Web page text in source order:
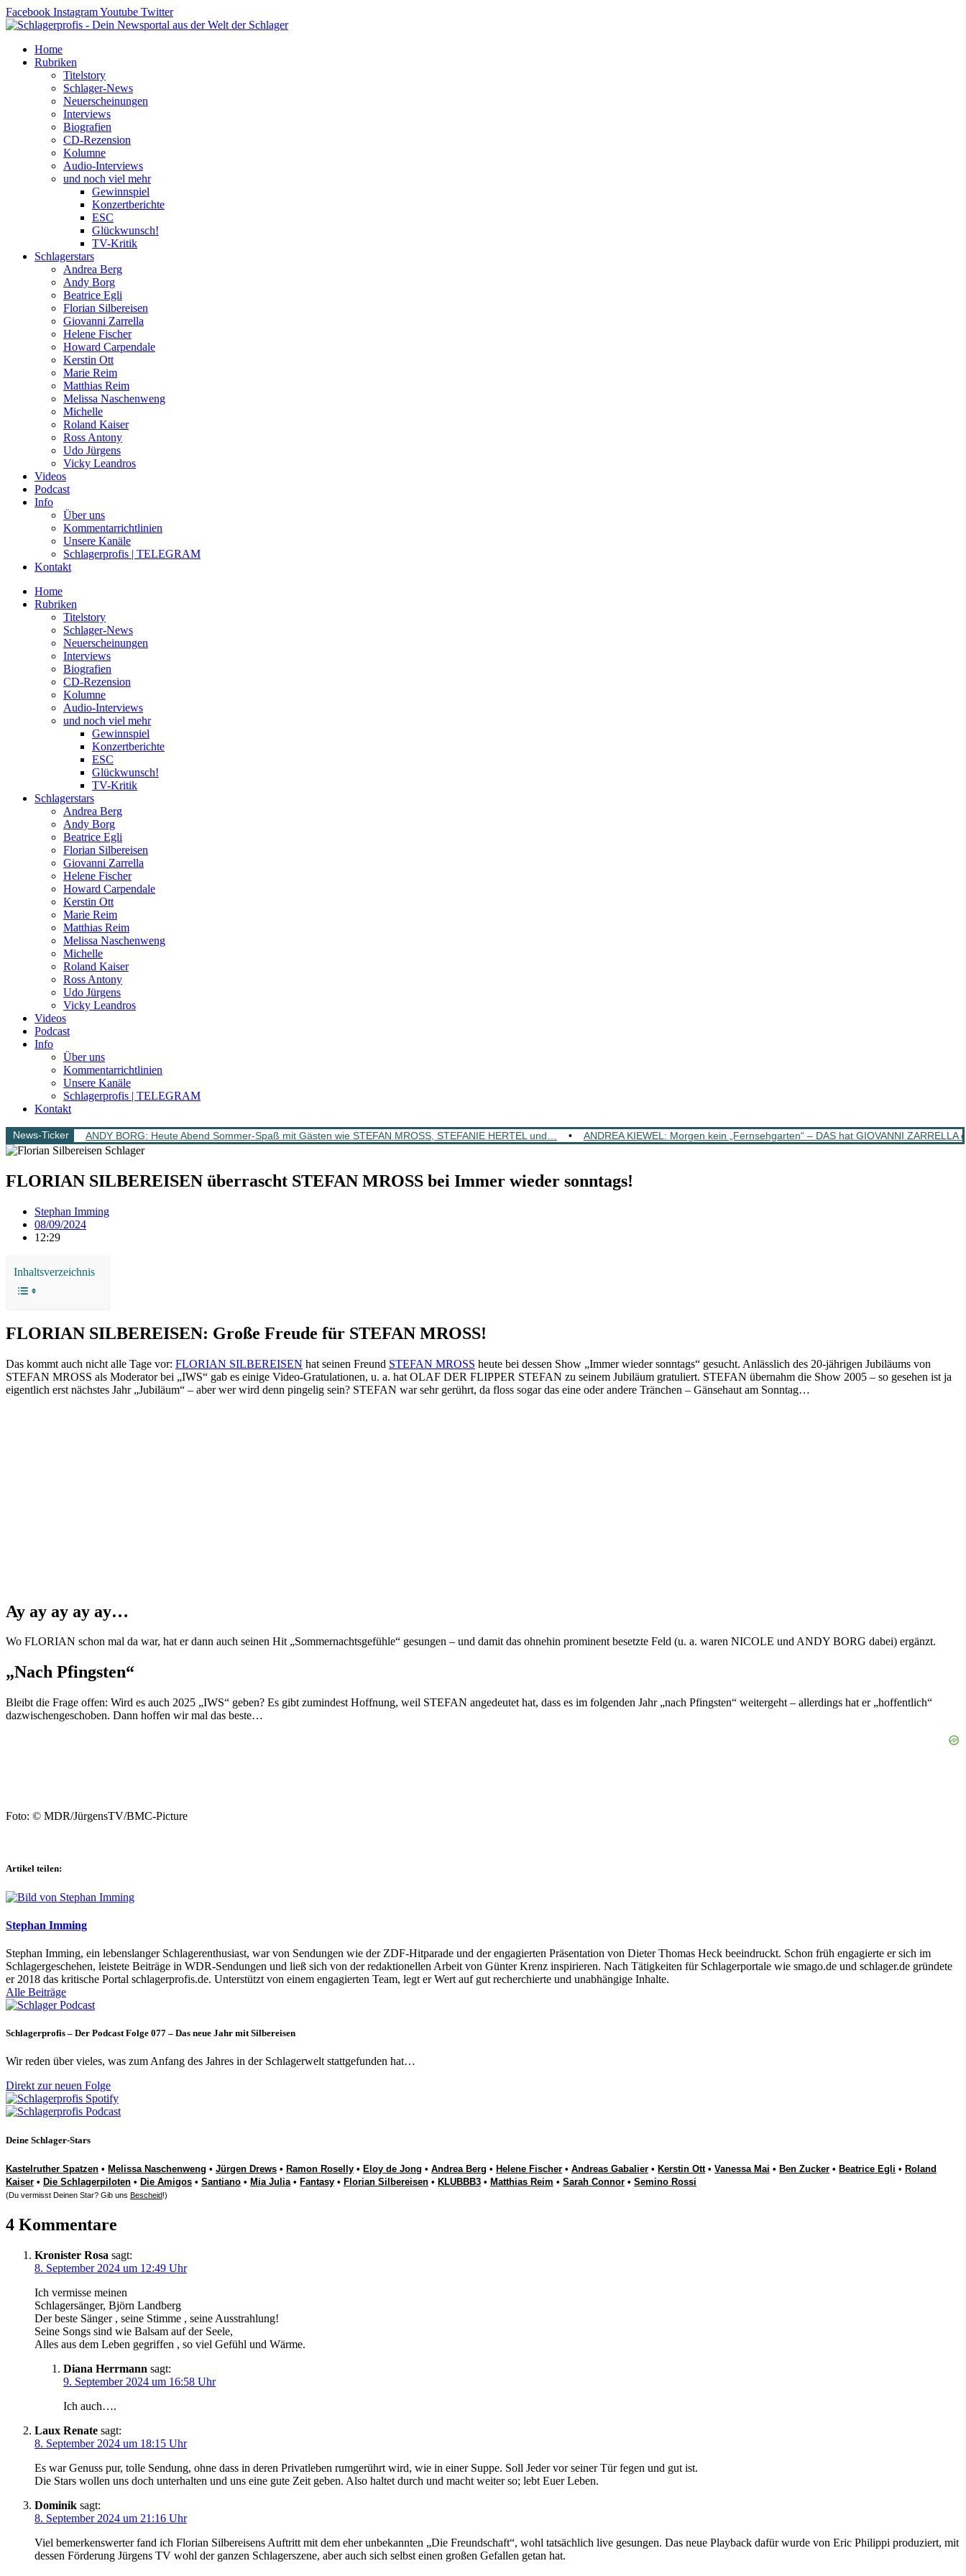
Zum
Inhalt
Facebook InstagramYoutube Twitter
Home
Rubriken
Titelstory
Schlager-News
Neuerscheinungen
Interviews
Biografien
CD-Rezension
Kolumne
Audio-Interviews
und noch viel mehr
Gewinnspiel
Konzertberichte
ESC
Glückwunsch!
TV-Kritik
Schlagerstars
Andrea Berg
Andy Borg
Beatrice Egli
Florian Silbereisen
Giovanni Zarrella
Helene Fischer
Howard Carpendale
Kerstin Ott
Marie Reim
Matthias Reim
Melissa Naschenweng
Michelle
Roland Kaiser
Ross Antony
Udo Jürgens
Vicky Leandros
Videos
Podcast
Info
Über uns
Kommentarrichtlinien
Unsere Kanäle
Schlagerprofis | TELEGRAM
Kontakt
Home
Rubriken
Titelstory
Schlager-News
Neuerscheinungen
Interviews
Biografien
CD-Rezension
Kolumne
Audio-Interviews
und noch viel mehr
Gewinnspiel
Konzertberichte
ESC
Glückwunsch!
TV-Kritik
Schlagerstars
Andrea Berg
Andy Borg
Beatrice Egli
Florian Silbereisen
Giovanni Zarrella
Helene Fischer
Howard Carpendale
Kerstin Ott
Marie Reim
Matthias Reim
Melissa Naschenweng
Michelle
Roland Kaiser
Ross Antony
Udo Jürgens
Vicky Leandros
Videos
Podcast
Info
Über uns
Kommentarrichtlinien
Unsere Kanäle
Schlagerprofis | TELEGRAM
Kontakt
News-Ticker ANDY BORG: Heute Abend Sommer-Spaß mit Gästen wie STEFAN MROSS, STEFANIE HERTEL und… • ANDREA KIEWEL: Morgen kein „Fernsehgarten“ – DAS hat GIOVANNI ZARRELLA
FLORIAN SILBEREISEN überrascht STEFAN MROSS bei Immer wieder sonntags!
Stephan Imming
08/09/2024
12:29
Inhaltsverzeichnis
FLORIAN SILBEREISEN: Große Freude für STEFAN MROSS!
Das kommt auch nicht alle Tage vor: FLORIAN SILBEREISEN hat seinen Freund STEFAN MROSS heute bei dessen Show „Immer wieder sonntags“ gesucht. Anlässlich des 20-jährigen Jubiläums von
STEFAN MROSS als Moderator bei „IWS“ gab es einige Video-Gratulationen, u. a. hat OLAF DER FLIPPER STEFAN zu seinem Jubiläum gratuliert. STEFAN übernahm die Show 2005 – so gesehen ist ja
eigentlich erst nächstes Jahr „Jubiläum“ – aber wer wird denn pingelig sein? STEFAN war sehr gerührt, da floss sogar das eine oder andere Tränchen – Gänsehaut am Sonntag…
Ay ay ay ay ay…
Wo FLORIAN schon mal da war, hat er dann auch seinen Hit „Sommernachtsgefühle“ gesungen – und damit das ohnehin prominent besetzte Feld (u. a. waren NICOLE und ANDY BORG dabei) ergänzt.
„Nach Pfingsten“
Bleibt die Frage offen: Wird es auch 2025 „IWS“ geben? Es gibt zumindest Hoffnung, weil STEFAN angedeutet hat, dass es im folgenden Jahr „nach Pfingsten“ weitergeht – allerdings hat er „hoffentlich“
dazwischengeschoben. Dann hoffen wir mal das beste…
Foto: © MDR/JürgensTV/BMC-Picture
Artikel teilen:
Stephan Imming
Stephan Imming, ein lebenslanger Schlagerenthusiast, war von Sendungen wie der ZDF-Hitparade und der engagierten Präsentation von Dieter Thomas Heck beeindruckt. Schon früh engagierte er sich im
Schlagergeschehen, leistete Beiträge in WDR-Sendungen und ließ sich von der redaktionellen Arbeit von Günter Krenz inspirieren. Nach Tätigkeiten für Schlagerportale wie smago.de und schlager.de gründete
er 2018 das kritische Portal schlagerprofis.de. Unterstützt von einem engagierten Team, legt er Wert auf gut recherchierte und unabhängige Inhalte.
Alle Beiträge
Schlagerprofis – Der Podcast Folge 077 – Das neue Jahr mit Silbereisen
Wir reden über vieles, was zum Anfang des Jahres in der Schlagerwelt stattgefunden hat…
Direkt zur neuen Folge
Deine Schlager-Stars
Kastelruther Spatzen • Melissa Naschenweng • Jürgen Drews • Ramon Roselly • Eloy de Jong • Andrea Berg • Helene Fischer • Andreas Gabalier • Kerstin Ott• Vanessa Mai • Ben Zucker • Beatrice Egli • Roland
Kaiser • Die Schlagerpiloten • Die Amigos • Santiano • Mia Julia • Fantasy • Florian Silbereisen • KLUBBB3 • Matthias Reim • Sarah Connor • Semino Rossi
(Du vermisst Deinen Star? Gib uns Bescheid!)
4 Kommentare
Kronister Rosa sagt:
8. September 2024 um 12:49 Uhr
Ich vermisse meinen
Schlagersänger, Björn Landberg
Der beste Sänger , seine Stimme , seine Ausstrahlung!
Seine Songs sind wie Balsam auf der Seele,
Alles aus dem Leben gegriffen , so viel Gefühl und Wärme.
Diana Herrmann sagt:
9. September 2024 um 16:58 Uhr
Ich auch….
Laux Renate sagt:
8. September 2024 um 18:15 Uhr
Es war Genuss pur, tolle Sendung, ohne dass in deren Privatleben rumgerührt wird, wie in einer Suppe. Soll Jeder vor seiner Tür fegen und gut ist.
Die Stars wollen uns doch unterhalten und uns eine gute Zeit geben. Also haltet durch und macht weiter so; lebt Euer Leben.
Dominik sagt:
8. September 2024 um 21:16 Uhr
Viel bemerkenswerter fand ich Florian Silbereisens Auftritt mit dem eher unbekannten „Die Freundschaft“, wohl tatsächlich live gesungen. Das neue Playback dafür wurde von Eric Philippi produziert, mit
dessen Förderung Jürgens TV wohl der ganzen Schlagerszene, aber auch sich selbst einen großen Gefallen getan hat.